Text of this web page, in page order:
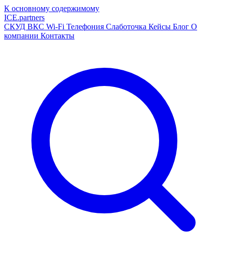
К основному содержимому
ICE.partners
СКУД ВКС Wi-Fi Телефония Слаботочка Кейсы Блог О
компании Контакты